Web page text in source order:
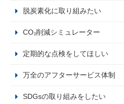
脱炭素化に取り組みたい
CO₂削減シミュレーター
定期的な点検をしてほしい
万全のアフターサービス体制
SDGsの取り組みをしたい